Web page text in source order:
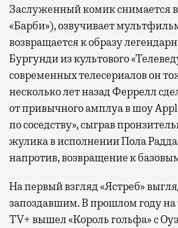
Заслуженный комик снимается
«Барби»), озвучивает
возвращается к образу
Бургунди из культового
современных телесериалов он
несколько лет назад Феррелл
от привычного амплуа в шоу
по соседству», сыграв
жулика в исполнении Пола
напротив, возвращение к
На первый взгляд «Ястреб»
запоздавшим. В прошлом году
TV+ вышел «Король гольфа» с